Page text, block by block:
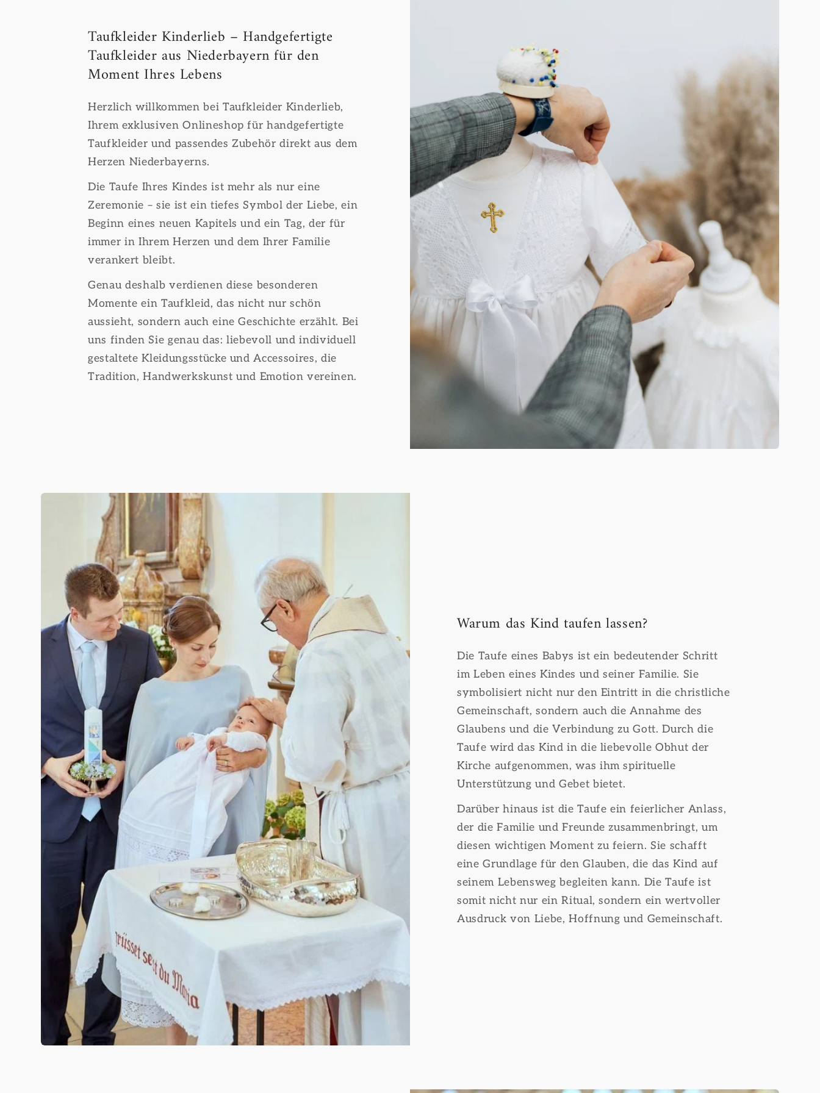
Taufkleider Kinderlieb – Handgefertigte
Taufkleider aus Niederbayern für den
Moment Ihres Lebens
Herzlich willkommen bei Taufkleider Kinderlieb,
Ihrem exklusiven Onlineshop für handgefertigte
Taufkleider und passendes Zubehör direkt aus dem
Herzen Niederbayerns.
Die Taufe Ihres Kindes ist mehr als nur eine
Zeremonie – sie ist ein tiefes Symbol der Liebe, ein
Beginn eines neuen Kapitels und ein Tag, der für
immer in Ihrem Herzen und dem Ihrer Familie
verankert bleibt.
Genau deshalb verdienen diese besonderen
Momente ein Taufkleid, das nicht nur schön
aussieht, sondern auch eine Geschichte erzählt. Bei
uns finden Sie genau das: liebevoll und individuell
gestaltete Kleidungsstücke und Accessoires, die
Tradition, Handwerkskunst und Emotion vereinen.
Warum das Kind taufen lassen?
Die Taufe eines Babys ist ein bedeutender Schritt
im Leben eines Kindes und seiner Familie. Sie
symbolisiert nicht nur den Eintritt in die christliche
Gemeinschaft, sondern auch die Annahme des
Glaubens und die Verbindung zu Gott. Durch die
Taufe wird das Kind in die liebevolle Obhut der
Kirche aufgenommen, was ihm spirituelle
Unterstützung und Gebet bietet.
Darüber hinaus ist die Taufe ein feierlicher Anlass,
der die Familie und Freunde zusammenbringt, um
diesen wichtigen Moment zu feiern. Sie schafft
eine Grundlage für den Glauben, die das Kind auf
seinem Lebensweg begleiten kann. Die Taufe ist
somit nicht nur ein Ritual, sondern ein wertvoller
Ausdruck von Liebe, Hoffnung und Gemeinschaft.